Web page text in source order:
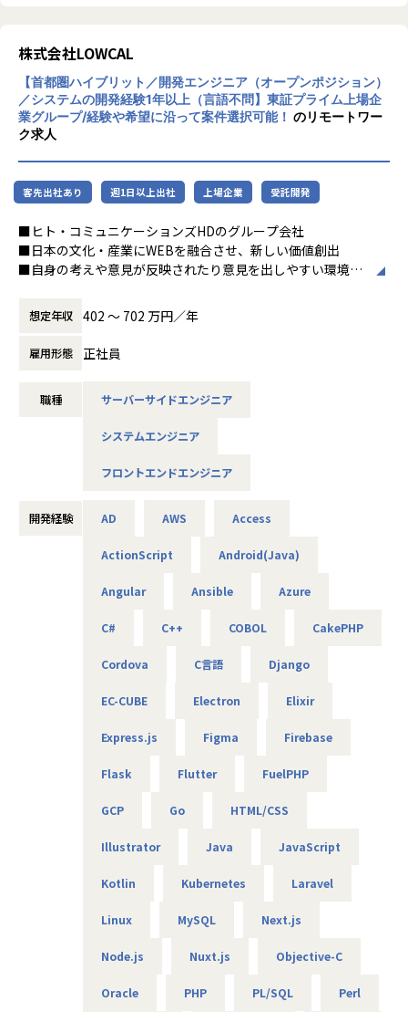
株式会社LOWCAL
【首都圏ハイブリット／開発エンジニア（オープンポジション）
／システムの開発経験1年以上（言語不問】東証プライム上場企
業グループ/経験や希望に沿って案件選択可能！ のリモートワー
ク求人
客先出社あり 週1日以上出社 上場企業 受託開発
■ヒト・コミュニケーションズHDのグループ会社
■日本の文化・産業にWEBを融合させ、新しい価値創出
■自身の考えや意見が反映されたり意見を出しやすい環境が
当社にてエンジニアを募集しております！
Webエンジニア（Java、PHP）、インフラエンジニア、販売
管理システム等開発エンジニア（PM/PL候補）など適性に合
【採用情報資料URL】
【プロジェクト事例】
■人材派遣会社の期間システムの開発
■在庫管理システムの開発
ECサイト営業支援大手BBF社(東証プライム上場企業グルー
未経験から活躍しているメンバーがいるなど、育成に力を入
【今後の取り組み】
現在、親会社であるBBF社からの受託案件を含め、社内で
指して成長を続けている。
IT技術によって産業が改善された事例はまだ多くはなく、
を改善すべく、農業・介護・医療への参入を目標にまずはAI
★残業を減らす対応を実施！⇒月の残業は平均15時間ほど。
想定年収 402 〜 702 万円／年
雇用形態 正社員
職種 サーバーサイドエンジニア
システムエンジニア
フロントエンドエンジニア
開発経験 AD AWS Access
ActionScript Android(Java)
Angular Ansible Azure
C# C++ COBOL CakePHP
Cordova C言語 Django
EC-CUBE Electron Elixir
Express.js Figma Firebase
Flask Flutter FuelPHP
GCP Go HTML/CSS
Illustrator Java JavaScript
Kotlin Kubernetes Laravel
Linux MySQL Next.js
Node.js Nuxt.js Objective-C
Oracle PHP PL/SQL Perl